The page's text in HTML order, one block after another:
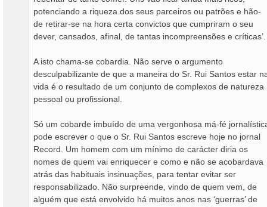
potenciando a riqueza dos seus parceiros ou patrões e hão-
de retirar-se na hora certa convictos que cumpriram o seu
dever, cansados, afinal, de tantas incompreensões e críticas’.
A isto chama-se cobardia. Não serve o argumento
desculpabilizante de que a maneira do Sr. Rui Santos estar
vida é o resultado de um conjunto de complexos de natureza
pessoal ou profissional.
Só um cobarde imbuído de uma vergonhosa má-fé
pode escrever o que o Sr. Rui Santos escreve hoje no jornal
Record. Um homem com um mínimo de carácter diria os
nomes de quem vai enriquecer e como e não se acobardava
atrás das habituais insinuações, para tentar evitar ser
responsabilizado. Não surpreende, vindo de quem vem, de
alguém que está envolvido há muitos anos nas ‘guerras’ de